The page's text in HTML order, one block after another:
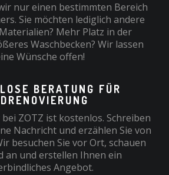
nur einen bestimmten Bereich
Sie möchten lediglich andere
Mehr Platz in der
Waschbecken? Wir lassen
Wünsche offen!
BERATUNG FÜR
ZOTZ ist kostenlos. Schreiben
Nachricht und erzählen Sie von
besuchen Sie vor Ort, schauen
an und erstellen Ihnen ein
Angebot.